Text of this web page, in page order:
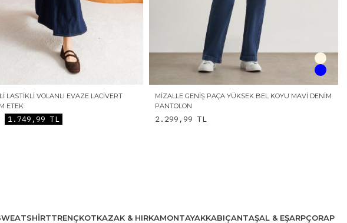
LASTIKLI VOLANLI EVAZE LACIVERT
ETEK
1.749,99 TL
MIZALLE GENIŞ PAÇA YÜKSEK BEL KOYU MAVI DENIM
PANTOLON
2.299,99 TL
TRENÇKOTKAZAK & HIRKAMONTAYAKKABIÇANTAŞAL & EŞARPÇORAP